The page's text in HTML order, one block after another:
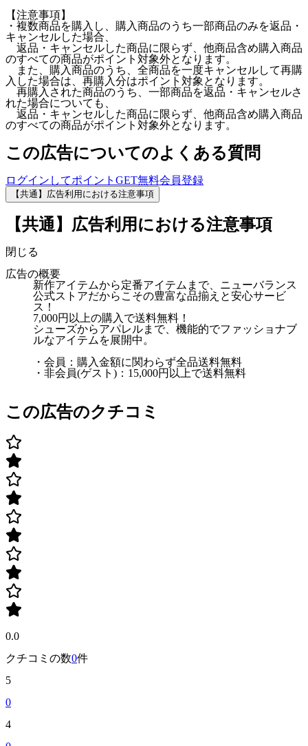
【注意事項】
・複数商品を購入し、購入商品のうち一部商品のみを返品・
キャンセルした場合、
返品・キャンセルした商品に限らず、他商品含め購入商品
のすべての商品がポイント対象外となります。
また、購入商品のうち、全商品を一度キャンセルして再購
入した場合は、再購入分はポイント対象となります。
再購入された商品のうち、一部商品を返品・キャンセルさ
れた場合についても、
返品・キャンセルした商品に限らず、他商品含め購入商品
のすべての商品がポイント対象外となります。
この広告についてのよくある質問
ログインしてポイントGET無料会員登録
【共通】広告利用における注意事項
【共通】広告利用における注意事項
閉じる
広告の概要
新作アイテムから定番アイテムまで、ニューバランス
公式ストアだからこその豊富な品揃えと安心サービ
ス！
7,000円以上の購入で送料無料！
シューズからアパレルまで、機能的でファッショナブ
ルなアイテムを展開中。
・会員：購入金額に関わらず全品送料無料
・非会員(ゲスト)：15,000円以上で送料無料
この広告のクチコミ
0.0
クチコミの数0件
5
0
4